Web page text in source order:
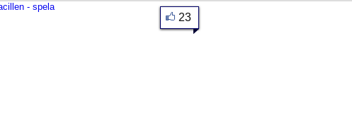
23